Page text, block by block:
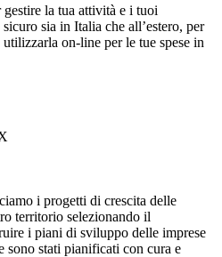
la tua attività e i tuoi
sia in Italia che all’estero, per
on-line per le tue spese in
i progetti di crescita delle
territorio selezionando il
i piani di sviluppo delle imprese
sono stati pianificati con cura e